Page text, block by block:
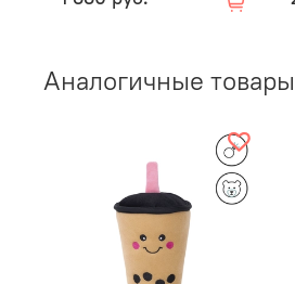
Аналогичные товары